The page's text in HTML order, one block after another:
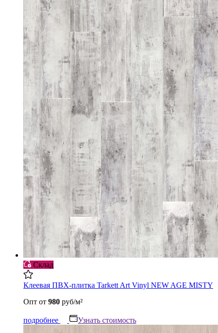
Склад
Клеевая ПВХ-плитка Tarkett Art Vinyl NEW AGE MISTY
Опт от 980 руб/м²
подробнее Узнать стоимость